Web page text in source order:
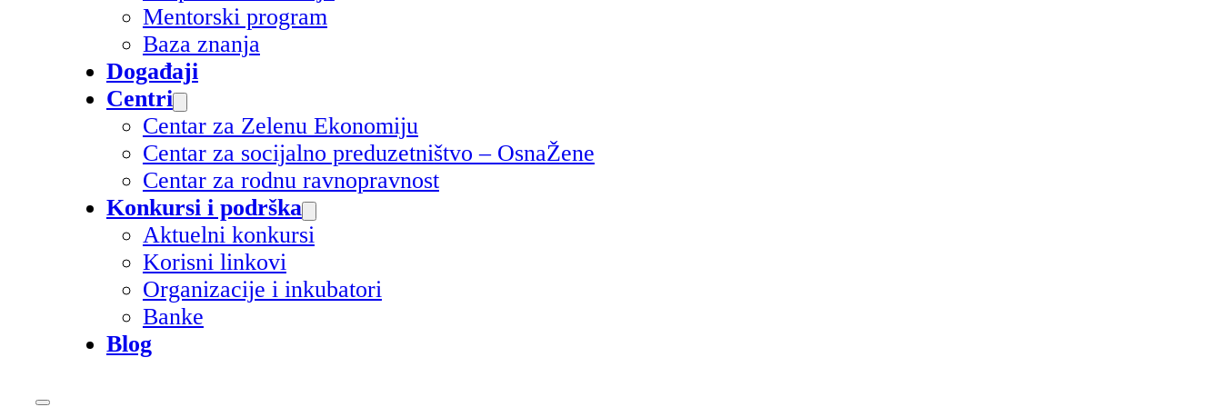
Mentorski program
Baza znanja
Događaji
Centri
Centar za Zelenu Ekonomiju
Centar za socijalno preduzetništvo – OsnaŽene
Centar za rodnu ravnopravnost
Konkursi i podrška
Aktuelni konkursi
Korisni linkovi
Organizacije i inkubatori
Banke
Blog